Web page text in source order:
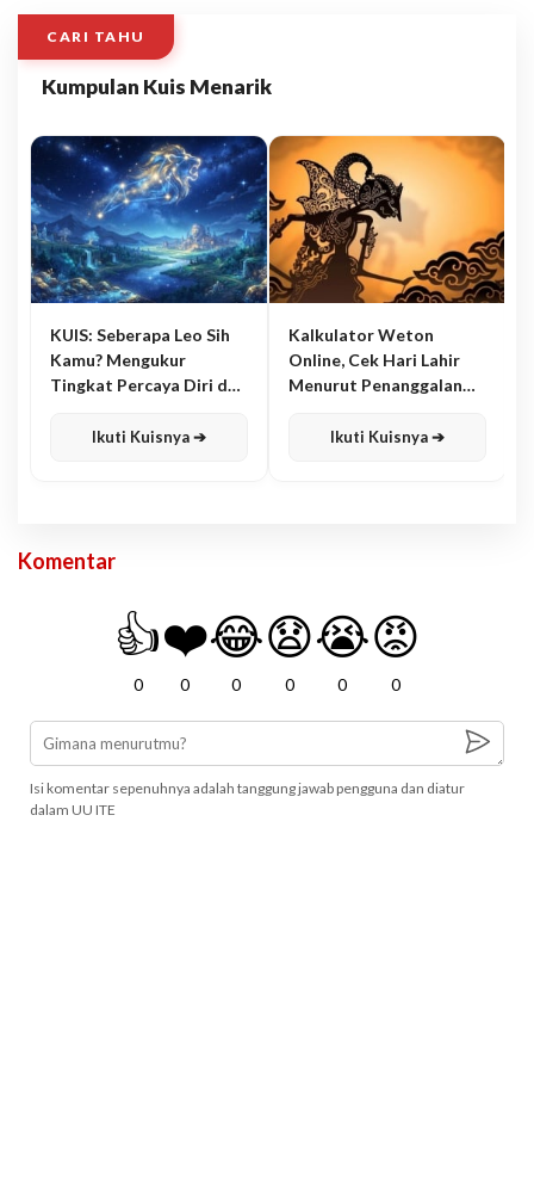
CARI TAHU
Kumpulan Kuis Menarik
KUIS: Seberapa Leo Sih
Kamu? Mengukur
Tingkat Percaya Diri dan
Ikuti Kuisnya ➔
Kalkulator Weton
Online, Cek Hari Lahir
Menurut Penanggalan
Ikuti Kuisnya ➔
Komentar
👍
0
❤️
0
😂
0
😧
0
😭
0
😡
0
Isi komentar sepenuhnya adalah tanggung jawab pengguna dan diatur
dalam UU ITE